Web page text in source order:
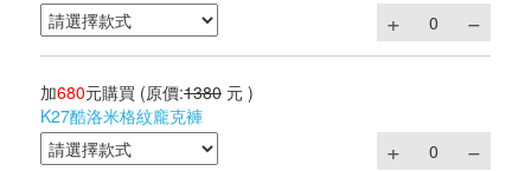
加680元購買 (原價:1380 元 )
K27酷洛米格紋龐克褲